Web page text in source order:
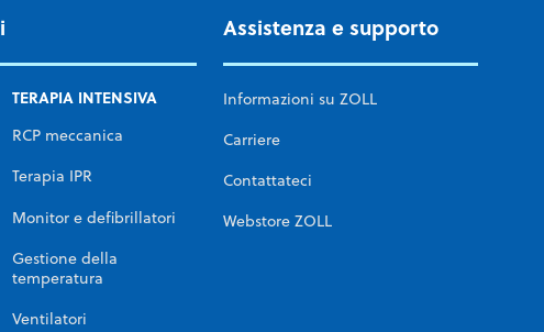
TERAPIA INTENSIVA
RCP meccanica
Terapia IPR
Monitor e defibrillatori
Gestione della
temperatura
Ventilatori
Assistenza e supporto
Informazioni su ZOLL
Carriere
Contattateci
Webstore ZOLL